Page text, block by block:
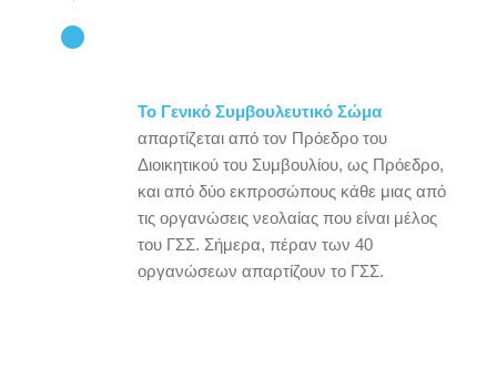
Το Γενικό Συμβουλευτικό Σώμα
απαρτίζεται από τον Πρόεδρο του
Διοικητικού του Συμβουλίου, ως Πρόεδρο,
και από δύο εκπροσώπους κάθε μιας από
τις οργανώσεις νεολαίας που είναι μέλος
του ΓΣΣ. Σήμερα, πέραν των 40
οργανώσεων απαρτίζουν το ΓΣΣ.